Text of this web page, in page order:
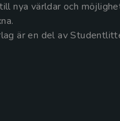
nya världar och
är en del av